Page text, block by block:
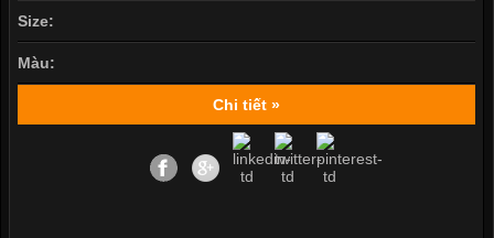
Size:
Màu:
Chi tiết »